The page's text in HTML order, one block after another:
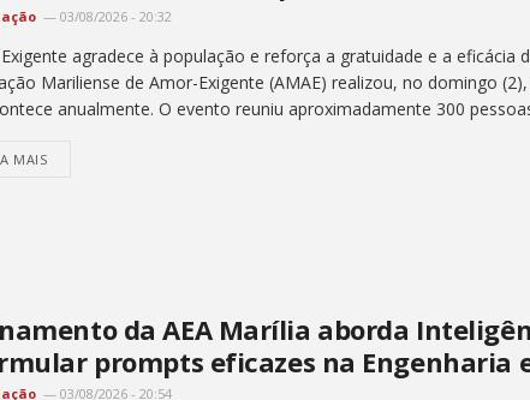
03/08/2026 - 20:32
agradece à população e reforça a gratuidade e a eficácia
Mariliense de Amor-Exigente (AMAE) realizou, no domingo
anualmente. O evento reuniu aproximadamente 300 pessoas
MAIS
da AEA Marília aborda
prompts eficazes na Engenharia
03/08/2026 - 20:54